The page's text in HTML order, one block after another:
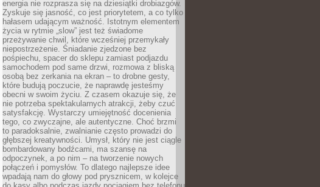
energia nie rozprasza się na dziesiątki drobiazgów.
Zyskuje się jasność, co jest priorytetem, a co tylko
hałasem udającym ważność. Istotnym elementem
życia w rytmie „slow” jest też świadome
przeżywanie chwil, które wcześniej przemykały
niepostrzeżenie. Śniadanie zjedzone bez
pośpiechu, spacer do sklepu zamiast podjazdu
samochodem pod same drzwi, rozmowa z bliską
osobą bez zerkania na ekran – to drobne gesty,
które budują poczucie, że naprawdę jesteśmy
obecni w swoim życiu. Z czasem okazuje się, że
nie potrzeba spektakularnych atrakcji, żeby czuć
satysfakcję. Wystarczy umiejętność docenienia
tego, co zwyczajne, ale autentyczne. Choć brzmi
to paradoksalnie, zwalnianie często prowadzi do
głębszej kreatywności. Umysł, który nie jest ciągle
bombardowany bodźcami, ma szansę na
odpoczynek, a po nim – na tworzenie nowych
połączeń i pomysłów. To dlatego najlepsze idee
wpadają nam do głowy pod prysznicem, w kolejce